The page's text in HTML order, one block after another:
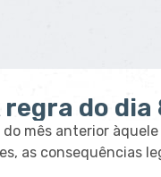
do dia
mês anterior àquele
as consequências